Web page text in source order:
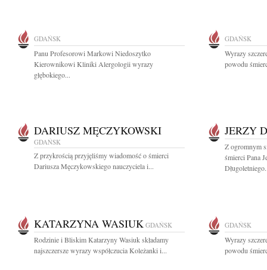
GDAŃSK
Panu Profesorowi Markowi Niedoszytko
Kierownikowi Kliniki Alergologii wyrazy
głębokiego...
GDAŃSK
Wyrazy
powodu
DARIUSZ MĘCZYKOWSKI
GDAŃSK
Z przykrością przyjęliśmy wiadomość o śmierci
Dariusza Męczykowskiego nauczyciela i...
JERZY
Z ogromnym
śmierci Pana
KATARZYNA WASIUK GDAŃSK
Rodzinie i Bliskim Katarzyny Wasiuk składamy
najszczersze wyrazy współczucia Koleżanki i...
GDAŃSK
Wyrazy
powodu